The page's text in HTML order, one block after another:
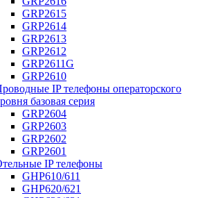
GRP2615
GRP2614
GRP2613
GRP2612
GRP2611G
GRP2610
IP телефоны операторского
базовая серия
GRP2604
GRP2603
GRP2602
GRP2601
IP телефоны
GHP610/611
GHP620/621